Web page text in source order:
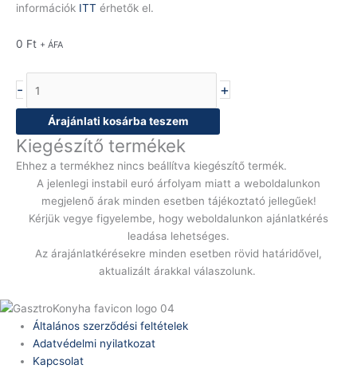
információk ITT érhetők el.
0 Ft + ÁFA
- +
Árajánlati kosárba teszem
Kiegészítő termékek
Ehhez a termékhez nincs beállítva kiegészítő termék.
A jelenlegi instabil euró árfolyam miatt a weboldalunkon
megjelenő árak minden esetben tájékoztató jellegűek!
Kérjük vegye figyelembe, hogy weboldalunkon ajánlatkérés
leadása lehetséges.
Az árajánlatkérésekre minden esetben rövid határidővel,
aktualizált árakkal válaszolunk.
Általános szerződési feltételek
Adatvédelmi nyilatkozat
Kapcsolat